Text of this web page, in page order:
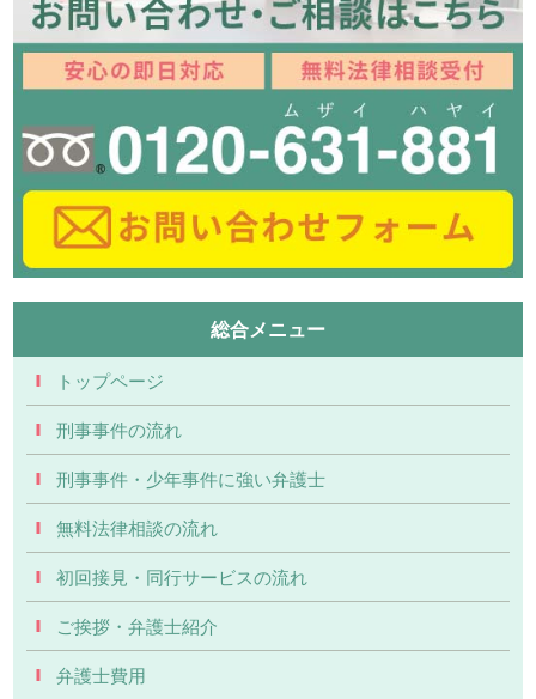
総合メニュー
トップページ
刑事事件の流れ
刑事事件・少年事件に強い弁護士
無料法律相談の流れ
初回接見・同行サービスの流れ
ご挨拶・弁護士紹介
弁護士費用